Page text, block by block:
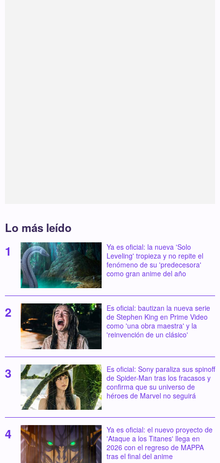
Lo más leído
Ya es oficial: la nueva 'Solo
Leveling' tropieza y no repite el
fenómeno de su 'predecesora'
como gran anime del año
Es oficial: bautizan la nueva serie
de Stephen King en Prime Video
como 'una obra maestra' y la
'reinvención de un clásico'
Es oficial: Sony paraliza sus spinoff
de Spider-Man tras los fracasos y
confirma que su universo de
héroes de Marvel no seguirá
Ya es oficial: el nuevo proyecto de
'Ataque a los Titanes' llega en
2026 con el regreso de MAPPA
tras el final del anime